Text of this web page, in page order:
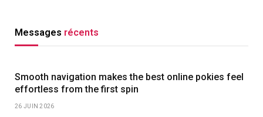
Messages récents
Smooth navigation makes the best online pokies feel
effortless from the first spin
26 JUIN 2026